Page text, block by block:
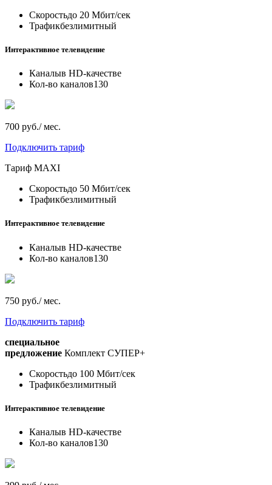
Скоростьдо 20 Мбит/сек
Трафикбезлимитный
Интерактивное телевидение
Каналыв HD-качестве
Кол-во каналов130
700 руб./ мес.
Подключить тариф
Тариф MAXI
Скоростьдо 50 Мбит/сек
Трафикбезлимитный
Интерактивное телевидение
Каналыв HD-качестве
Кол-во каналов130
750 руб./ мес.
Подключить тариф
специальное
предложение Комплект СУПЕР+
Скоростьдо 100 Мбит/сек
Трафикбезлимитный
Интерактивное телевидение
Каналыв HD-качестве
Кол-во каналов130